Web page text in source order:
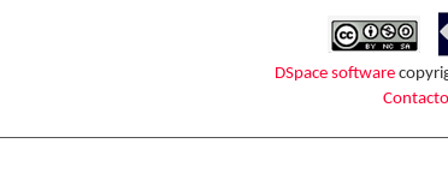
DSpace software
Contacto